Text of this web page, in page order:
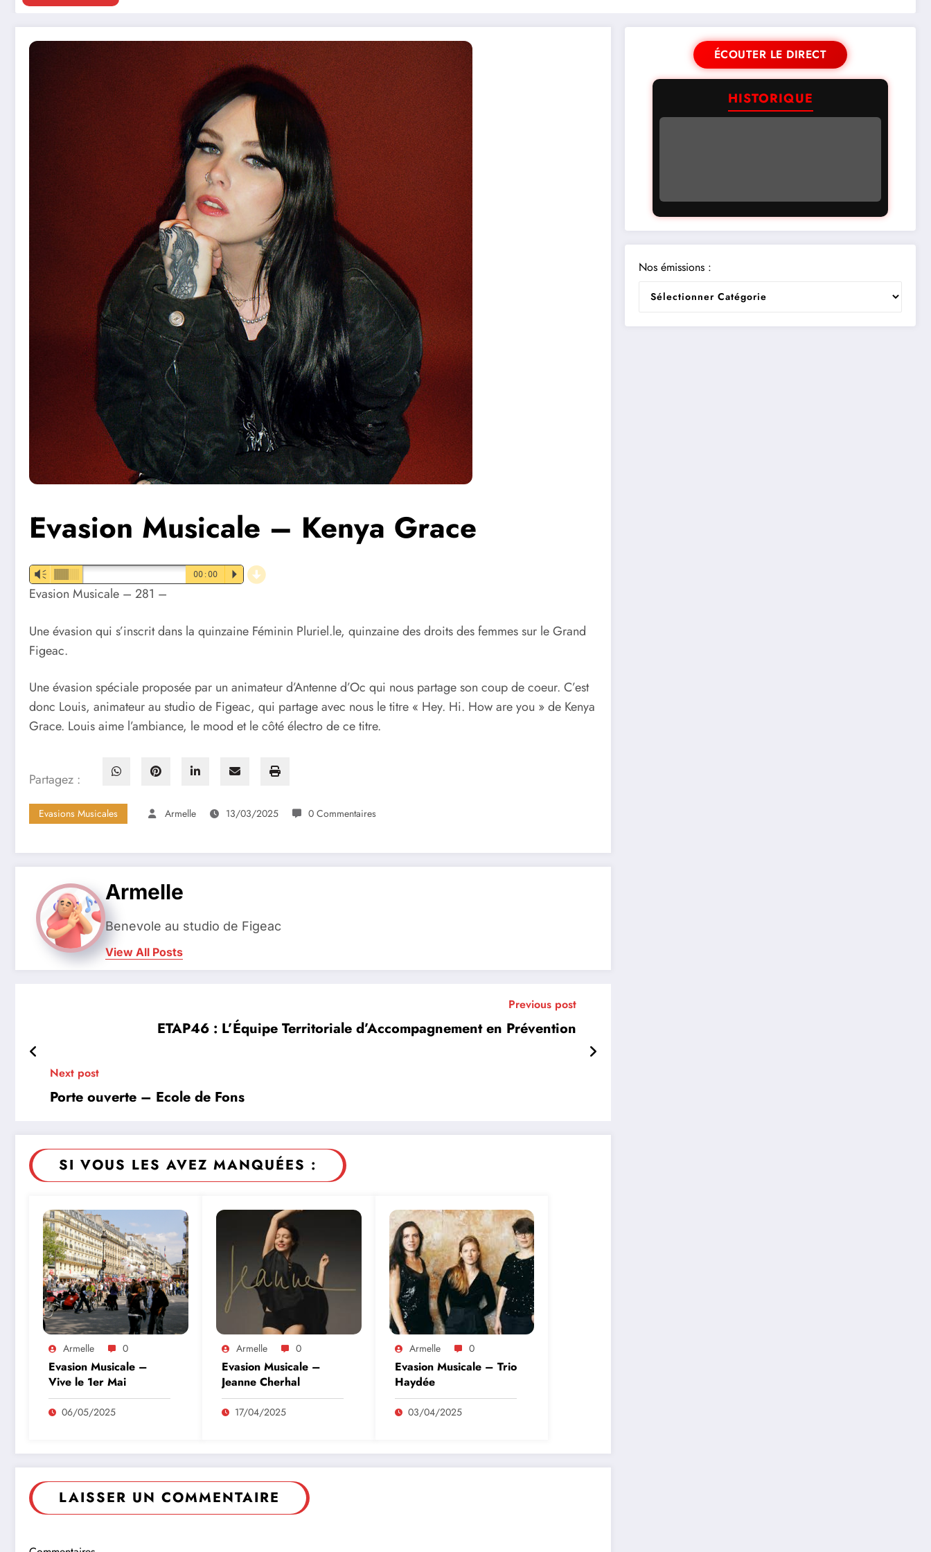
Evasion Musicale – Kenya Grace
Vm 00:00 P d
Evasion Musicale – 281 –
Une évasion qui s’inscrit dans la quinzaine Féminin Pluriel.le, quinzaine des droits des femmes sur le Grand
Figeac.
Une évasion spéciale proposée par un animateur d’Antenne d’Oc qui nous partage son coup de coeur. C’est
donc Louis, animateur au studio de Figeac, qui partage avec nous le titre « Hey. Hi. How are you » de Kenya
Grace. Louis aime l’ambiance, le mood et le côté électro de ce titre.
Partagez :
Evasions Musicales Armelle 13/03/2025 0 Commentaires
Armelle
Benevole au studio de Figeac
View All Posts
Previous post
ETAP46 : L’Équipe Territoriale d’Accompagnement en Prévention
Next post
Porte ouverte – Ecole de Fons
SI VOUS LES AVEZ MANQUÉES :
Armelle 0
Evasion Musicale –
Vive le 1er Mai
06/05/2025
Armelle 0
Evasion Musicale –
Jeanne Cherhal
17/04/2025
Armelle 0
Evasion Musicale – Trio
Haydée
03/04/2025
LAISSER UN COMMENTAIRE
ÉCOUTER LE DIRECT
HISTORIQUE
Nos émissions :